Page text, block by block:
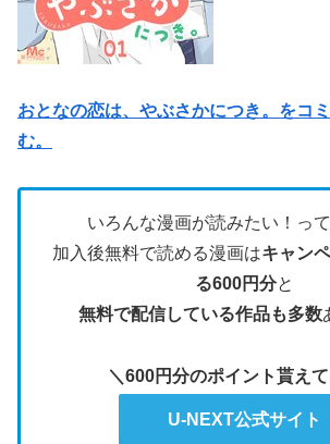
おとなの恋は、やぶさかにつき。をコ
む。
いろんな漫画が読みたい！っ
加入後無料で読める漫画はキャン
る600円分と
無料で配信している作品も多数
＼600円分のポイント貰え
U-NEXT公式サイト